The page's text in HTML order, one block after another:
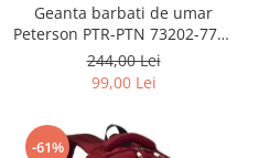
Geanta barbati de umar
Peterson PTR-PTN 73202-7738
BL
244,00 Lei
99,00 Lei
-61%